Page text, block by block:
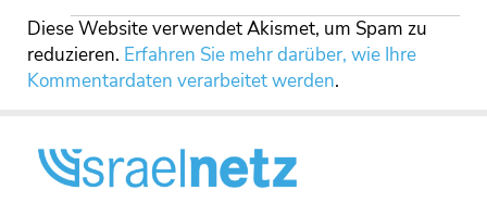
Diese Website verwendet Akismet, um Spam zu
reduzieren. Erfahren Sie mehr darüber, wie Ihre
Kommentardaten verarbeitet werden.